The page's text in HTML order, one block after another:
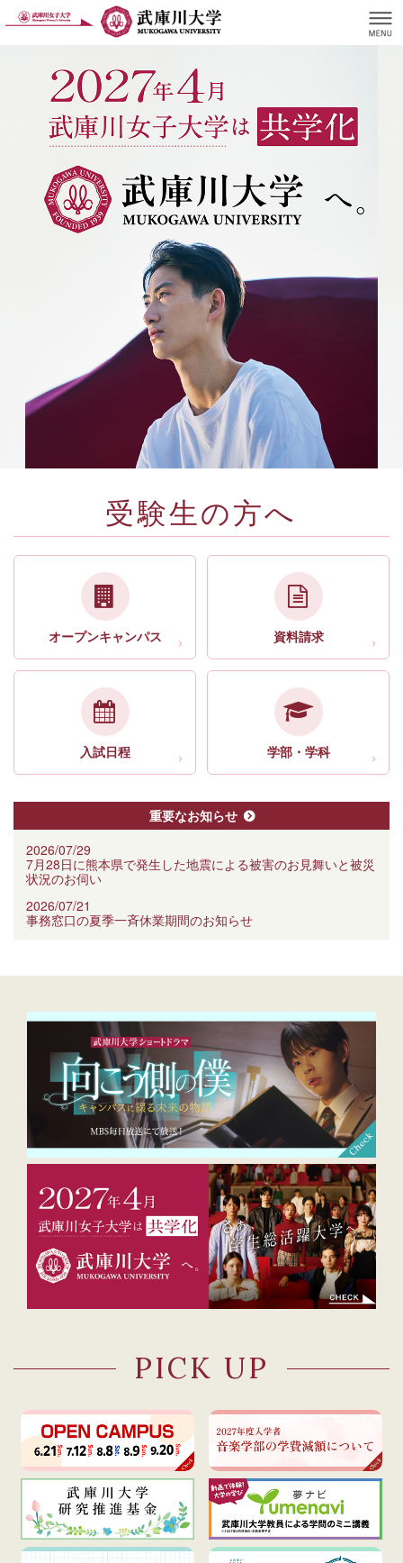
受験生の方へ
オープンキャンパス 資料請求
入試日程 学部・学科
重要なお知らせ
2026/07/29
7月28日に熊本県で発生した地震による被害のお見舞いと被災
状況のお伺い
2026/07/21
事務窓口の夏季一斉休業期間のお知らせ
PICK UP